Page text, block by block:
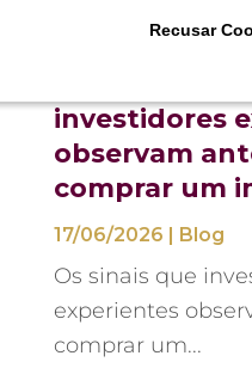
Recusar
Recusar
investidores
observam
comprar um
17/06/2026 Blog
Os sinais que
experientes
comprar um...